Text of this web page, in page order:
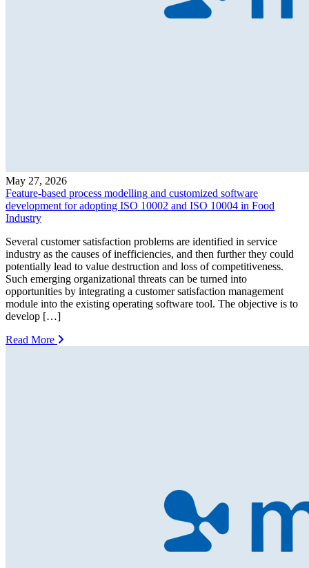
May 27, 2026
Feature-based process modelling and customized software
development for adopting ISO 10002 and ISO 10004 in Food
Industry
Several customer satisfaction problems are identified in service
industry as the causes of inefficiencies, and then further they could
potentially lead to value destruction and loss of competitiveness.
Such emerging organizational threats can be turned into
opportunities by integrating a customer satisfaction management
module into the existing operating software tool. The objective is to
develop […]
Read More